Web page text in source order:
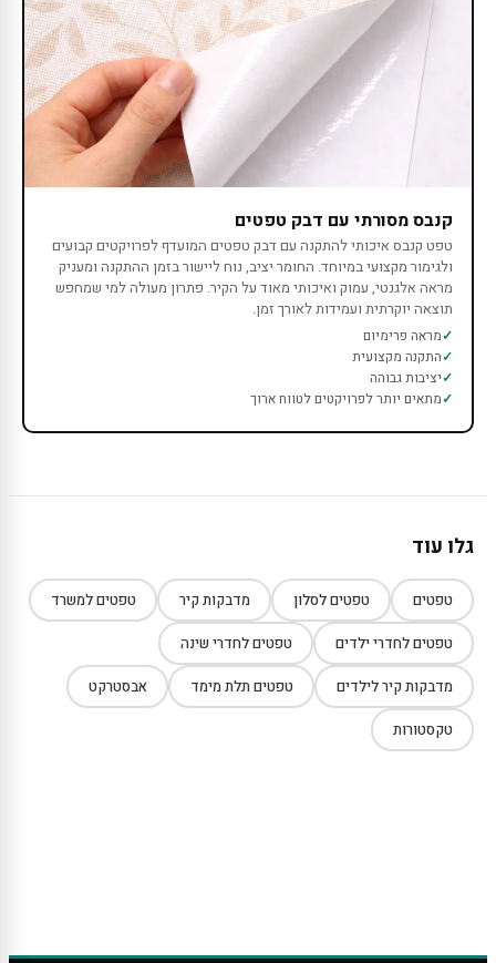
קנבס מסורתי עם דבק טפטים
טפט קנבס איכותי להתקנה עם דבק טפטים המועדף לפרויקטים קבועים
ולגימור מקצועי במיוחד. החומר יציב, נוח ליישור בזמן ההתקנה ומעניק
מראה אלגנטי, עמוק ואיכותי מאוד על הקיר. פתרון מעולה למי שמחפש
תוצאה יוקרתית ועמידות לאורך זמן.
מראה פרימיום
התקנה מקצועית
יציבות גבוהה
מתאים יותר לפרויקטים לטווח ארוך
גלו עוד
טפטים טפטים לסלון מדבקות קיר טפטים למשרד
טפטים לחדרי ילדים טפטים לחדרי שינה
מדבקות קיר לילדים טפטים תלת מימד אבסטרקט
טקסטורות